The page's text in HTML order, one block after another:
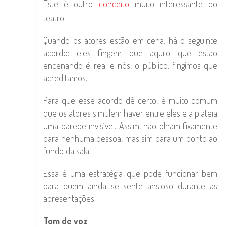
Este é outro conceito muito interessante do
teatro.
Quando os atores estão em cena, há o seguinte
acordo: eles fingem que aquilo que estão
encenando é real e nós, o público, fingimos que
acreditamos.
Para que esse acordo dê certo, é muito comum
que os atores simulem haver entre eles e a plateia
uma parede invisível. Assim, não olham fixamente
para nenhuma pessoa, mas sim para um ponto ao
fundo da sala.
Essa é uma estratégia que pode funcionar bem
para quem ainda se sente ansioso durante as
apresentações.
Tom de voz